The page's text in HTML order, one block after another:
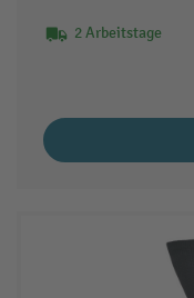
2 Arbeitstage